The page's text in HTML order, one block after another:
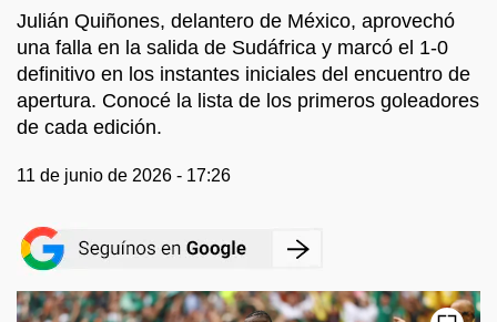
Julián Quiñones, delantero de México, aprovechó
una falla en la salida de Sudáfrica y marcó el 1-0
definitivo en los instantes iniciales del encuentro de
apertura. Conocé la lista de los primeros goleadores
de cada edición.
11 de junio de 2026 - 17:26